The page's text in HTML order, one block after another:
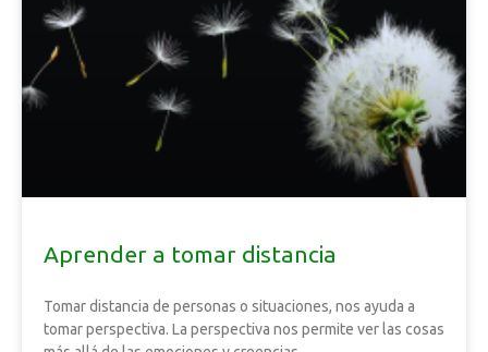
Aprender a tomar distancia
Tomar distancia de personas o situaciones, nos ayuda a
tomar perspectiva. La perspectiva nos permite ver las cosas